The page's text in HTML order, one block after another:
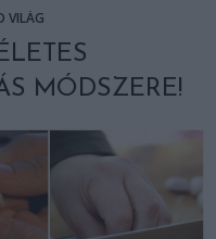
VILÁG
MÓDSZERE!